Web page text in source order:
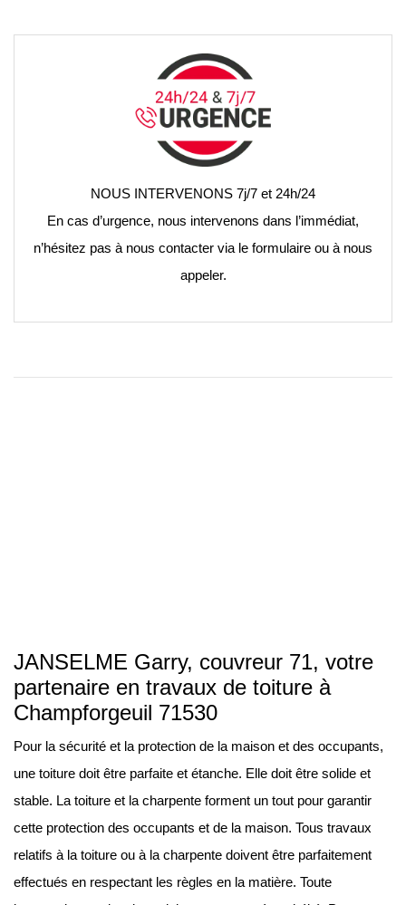
NOUS INTERVENONS 7j/7 et 24h/24
En cas d’urgence, nous intervenons dans l’immédiat,
n’hésitez pas à nous contacter via le formulaire ou à nous
appeler.
JANSELME Garry, couvreur 71, votre
partenaire en travaux de toiture à
Champforgeuil 71530
Pour la sécurité et la protection de la maison et des occupants,
une toiture doit être parfaite et étanche. Elle doit être solide et
stable. La toiture et la charpente forment un tout pour garantir
cette protection des occupants et de la maison. Tous travaux
relatifs à la toiture ou à la charpente doivent être parfaitement
effectués en respectant les règles en la matière. Toute